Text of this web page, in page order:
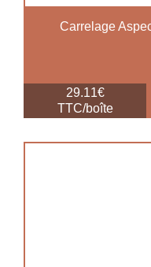
Carrelage
29.11€
TTC/boîte